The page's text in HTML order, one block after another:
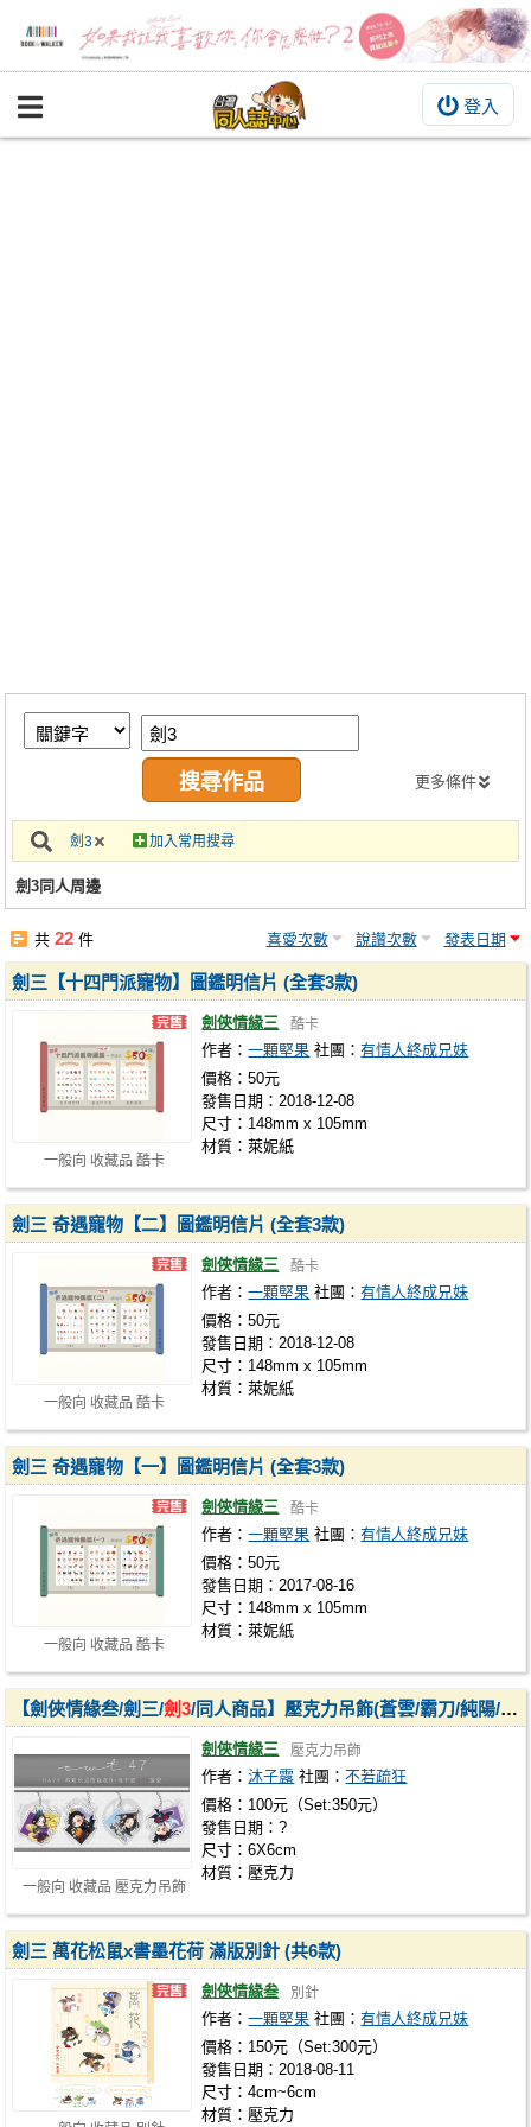
登入
BOOKY書集倉庫
繪圖藝廊
交流中心
攤位轉讓區
會員功能選單
註冊會員
更多條件
劍3 加入常用搜尋
劍3同人周邊
共22 件 喜愛次數 說讚次數 發表日期
一般向 收藏品 酷卡
劍三【十四門派寵物】圖鑑明信片 (全套3款)
劍俠情緣三 酷卡
作者：一顆堅果 社團：有情人終成兄妹
價格：50元
發售日期：2018-12-08
尺寸：148mm x 105mm
材質：萊妮紙
一般向 收藏品 酷卡
劍三 奇遇寵物【二】圖鑑明信片 (全套3款)
劍俠情緣三 酷卡
作者：一顆堅果 社團：有情人終成兄妹
價格：50元
發售日期：2018-12-08
尺寸：148mm x 105mm
材質：萊妮紙
一般向 收藏品 酷卡
劍三 奇遇寵物【一】圖鑑明信片 (全套3款)
劍俠情緣三 酷卡
作者：一顆堅果 社團：有情人終成兄妹
價格：50元
發售日期：2017-08-16
尺寸：148mm x 105mm
材質：萊妮紙
一般向 收藏品 壓克力吊飾
【劍俠情緣叁/劍三/劍3/同人商品】壓克力吊飾(蒼雲/霸刀/純陽/五毒)
劍俠情緣三 壓克力吊飾
作者：沐子露 社團：不若疏狂
價格：100元（Set:350元）
發售日期：?
尺寸：6X6cm
材質：壓克力
劍三 萬花松鼠x書墨花荷 滿版別針 (共6款)
劍俠情緣叁 別針
作者：一顆堅果 社團：有情人終成兄妹
價格：150元（Set:300元）
發售日期：2018-08-11
尺寸：4cm~6cm
材質：壓克力